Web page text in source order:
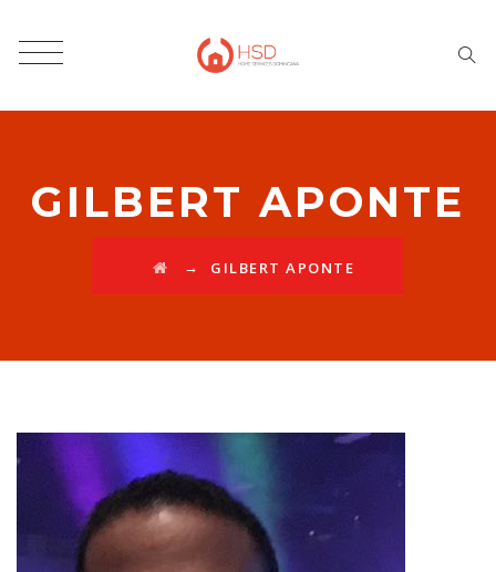
GILBERT APONTE
→ GILBERT APONTE